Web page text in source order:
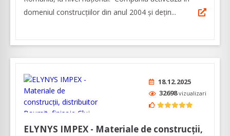
domeniul construcţiilor din anul 2004 și dețin...
18.12.2025
32698vizualizari
ELYNYS IMPEX - Materiale de construcții,